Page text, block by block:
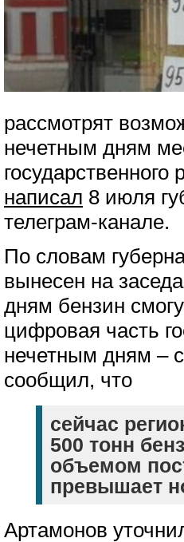
рассмотрят
нечетным дням
написал 8 июля
телеграм-канале.
По словам
вынесен на
дням бензин
цифровая часть
нечетным дням –
сообщил, что
сейчас
500 тонн
объемом
превышает
Артамонов